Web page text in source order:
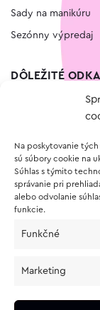
Na poskytovanie
sú súbory cookie na
Súhlas s týmito
správanie pri
alebo odvolanie
funkcie.
Funkčné
Marketing
Sady na manikúru
Sezónny výpredaj
DÔLEŽITÉ
Vernostný program
O NÁKUPE
Vrátenie a